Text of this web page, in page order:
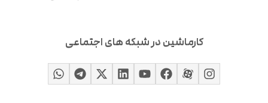
کارماشین در شبکه های اجتماعی